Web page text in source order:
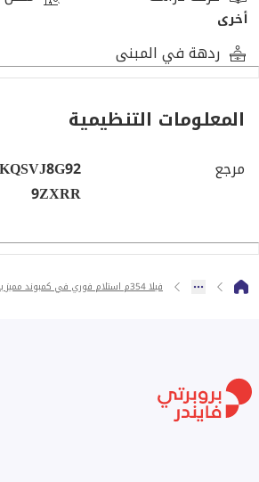
أخرى
ردهة في المبنى
المعلومات التنظيمية
مرجع
9ZXRR
فيلا 354م استلام فوري في كمبوند مميز بقسط ع7سنين